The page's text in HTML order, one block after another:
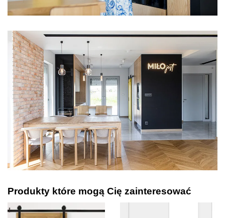
Produkty które mogą Cię zainteresować